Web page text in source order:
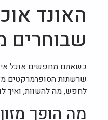
האונד
שבוחרים
כשאתם מחפשים אוכל
שרשתות הסופרמרקטים
לחפש, מה להשוות, ואיך
מה הופך